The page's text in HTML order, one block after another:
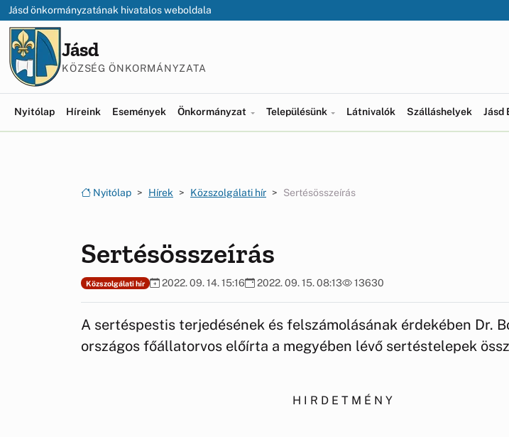
Ugrás a menüre
Ugrás a tartalomra
Jásd önkormányzatának hivatalos weboldala
Jásd
KÖZSÉG ÖNKORMÁNYZATA
Nyitólap Híreink Események Önkormányzat Településünk Látnivalók Szálláshelyek Jásd
Nyitólap Hírek Közszolgálati hír Sertésösszeírás
Sertésösszeírás
Közszolgálati hír 2022. 09. 14. 15:16 2022. 09. 15. 08:13 13630
A sertéspestis terjedésének és felszámolásának érdekében Dr.
országos főállatorvos előírta a megyében lévő sertéstelepek
H I R D E T M É N Y